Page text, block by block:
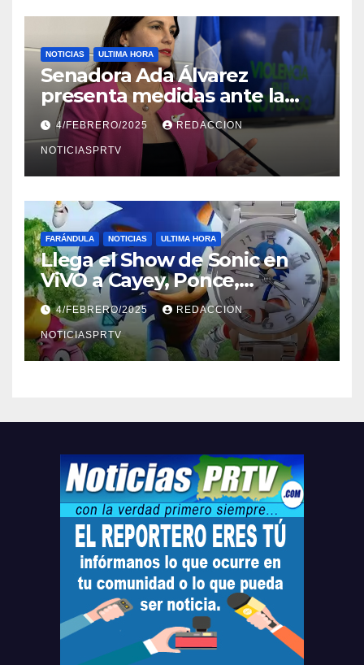
NOTICIAS ULTIMA HORA
Senadora Ada Álvarez
presenta medidas ante la
violencia en el noviazgo
4/FEBRERO/2025 REDACCION
NOTICIASPRTV
FARÁNDULA NOTICIAS ULTIMA HORA
Llega el Show de Sonic en
ViVO a Cayey, Ponce,
Barceloneta y Humacao,
Relojes gratis para el que
compre ahora….
4/FEBRERO/2025 REDACCION
NOTICIASPRTV